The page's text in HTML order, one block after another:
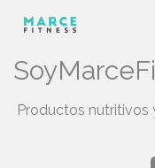
Productos nutritivos